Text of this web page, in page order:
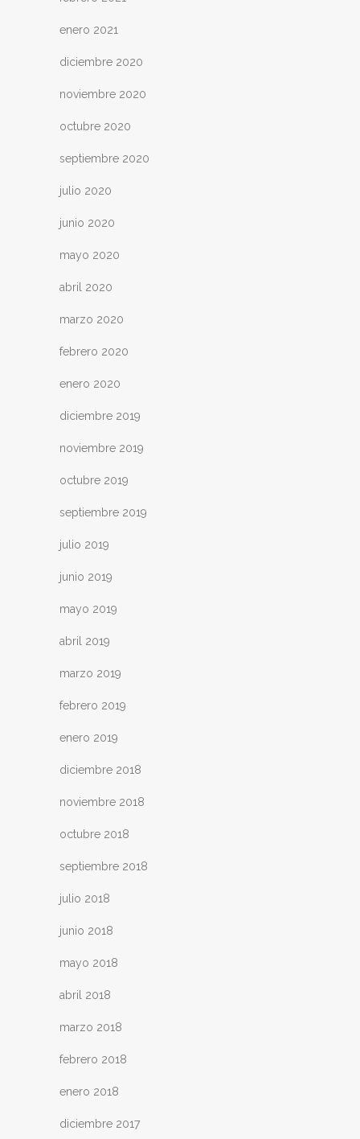
enero 2021
diciembre 2020
noviembre 2020
octubre 2020
septiembre 2020
julio 2020
junio 2020
mayo 2020
abril 2020
marzo 2020
febrero 2020
enero 2020
diciembre 2019
noviembre 2019
octubre 2019
septiembre 2019
julio 2019
junio 2019
mayo 2019
abril 2019
marzo 2019
febrero 2019
enero 2019
diciembre 2018
noviembre 2018
octubre 2018
septiembre 2018
julio 2018
junio 2018
mayo 2018
abril 2018
marzo 2018
febrero 2018
enero 2018
diciembre 2017